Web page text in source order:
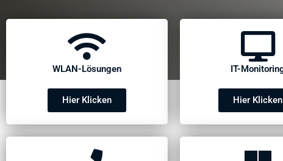
WLAN-Lösungen
Hier Klicken
IT-
Hier Klicken